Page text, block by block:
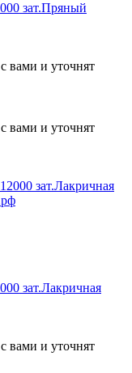
зат.Пряный
вами и уточнят
вами и уточнят
зат.Лакричная
вами и уточнят